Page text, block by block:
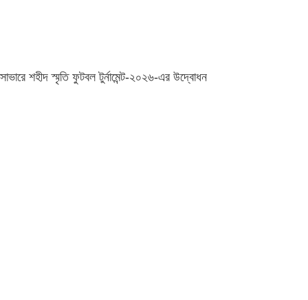
সাভারে শহীদ স্মৃতি ফুটবল টুর্নামেন্ট-২০২৬-এর উদ্বোধন